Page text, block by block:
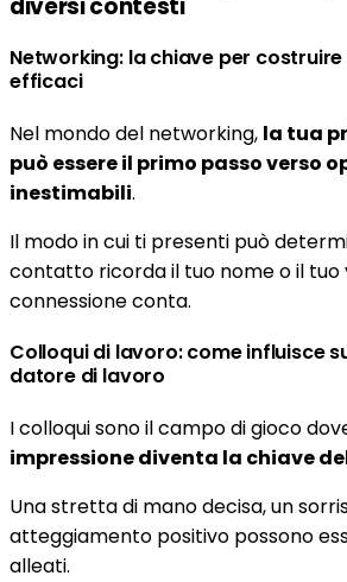
diversi contesti
Networking: la chiave per
efficaci
Nel mondo del networking, la tua
può essere il primo passo verso
inestimabili.
Il modo in cui ti presenti può
contatto ricorda il tuo nome o il tuo
connessione conta.
Colloqui di lavoro: come influisce
datore di lavoro
I colloqui sono il campo di gioco
impressione diventa la chiave
Una stretta di mano decisa, un
atteggiamento positivo possono
alleati.